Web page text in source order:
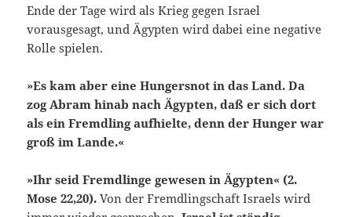
Ende der Tage wird als Krieg gegen Israel
vorausgesagt, und Ägypten wird dabei eine negative
Rolle spielen.
»Es kam aber eine Hungersnot in das Land. Da
zog Abram hinab nach Ägypten, daß er sich dort
als ein Fremdling aufhielte, denn der Hunger war
groß im Lande.«
»Ihr seid Fremdlinge gewesen in Ägypten« (2.
Mose 22,20). Von der Fremdlingschaft Israels wird